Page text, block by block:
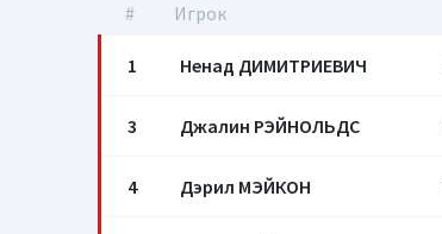
# Игрок
1 Ненад ДИМИТРИЕВИЧ
3 Джалин РЭЙНОЛЬДС
4 Дэрил МЭЙКОН